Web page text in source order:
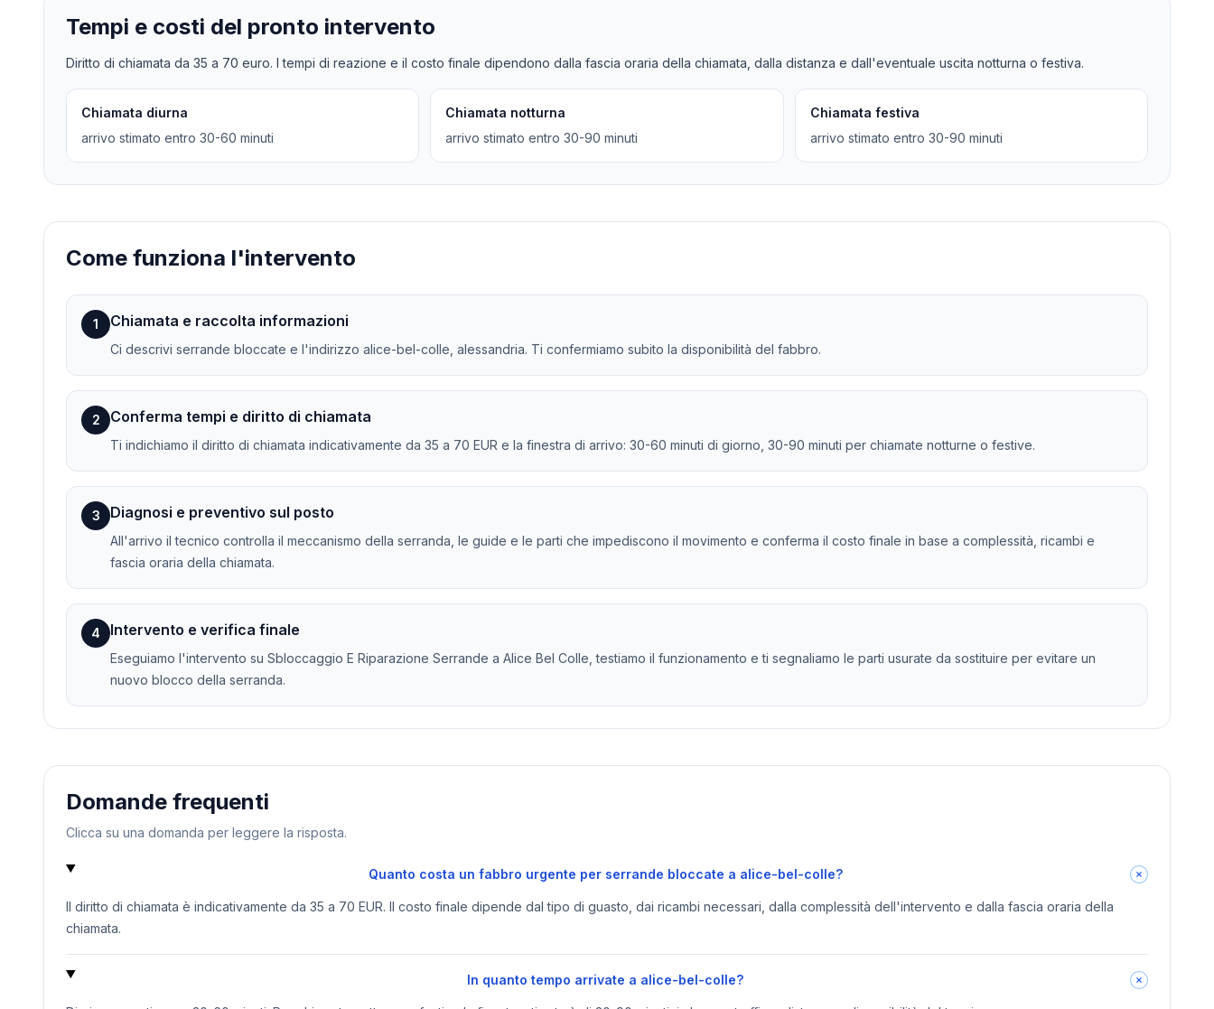
Tempi e costi del pronto intervento
Diritto di chiamata da 35 a 70 euro. I tempi di reazione e il costo finale dipendono dalla fascia oraria della chiamata, dalla distanza e dall'eventuale uscita notturna o festiva.
Chiamata diurna
arrivo stimato entro 30-60 minuti
Chiamata notturna
arrivo stimato entro 30-90 minuti
Chiamata festiva
arrivo stimato entro 30-90 minuti
Come funziona l'intervento
1 Chiamata e raccolta informazioni
Ci descrivi serrande bloccate e l'indirizzo alice-bel-colle, alessandria. Ti confermiamo subito la disponibilità del fabbro.
2 Conferma tempi e diritto di chiamata
Ti indichiamo il diritto di chiamata indicativamente da 35 a 70 EUR e la finestra di arrivo: 30-60 minuti di giorno, 30-90 minuti per chiamate notturne o festive.
3 Diagnosi e preventivo sul posto
All'arrivo il tecnico controlla il meccanismo della serranda, le guide e le parti che impediscono il movimento e conferma il costo finale in base a complessità, ricambi e
fascia oraria della chiamata.
4 Intervento e verifica finale
Eseguiamo l'intervento su Sbloccaggio E Riparazione Serrande a Alice Bel Colle, testiamo il funzionamento e ti segnaliamo le parti usurate da sostituire per evitare un
nuovo blocco della serranda.
Domande frequenti
Clicca su una domanda per leggere la risposta.
Quanto costa un fabbro urgente per serrande bloccate a alice-bel-colle?
Il diritto di chiamata è indicativamente da 35 a 70 EUR. Il costo finale dipende dal tipo di guasto, dai ricambi necessari, dalla complessità dell'intervento e dalla fascia oraria della
chiamata.
In quanto tempo arrivate a alice-bel-colle?